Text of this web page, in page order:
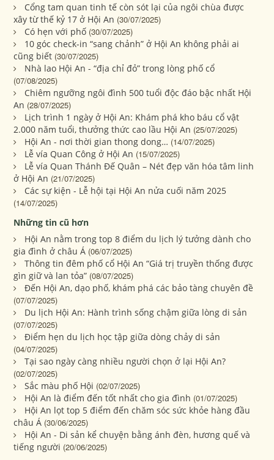
Cổng tam quan tinh tế còn sót lại của ngôi chùa được
xây từ thế kỷ 17 ở Hội An (30/07/2025)
Có hẹn với phố (30/07/2025)
10 góc check-in “sang chảnh” ở Hội An không phải ai
cũng biết (30/07/2025)
Nhà lao Hội An - “địa chỉ đỏ” trong lòng phố cổ
(07/08/2025)
Chiêm ngưỡng ngôi đình 500 tuổi độc đáo bậc nhất Hội
An (28/07/2025)
Lịch trình 1 ngày ở Hội An: Khám phá kho báu cổ vật
2.000 năm tuổi, thưởng thức cao lầu Hội An (25/07/2025)
Hội An - nơi thời gian thong dong… (14/07/2025)
Lễ vía Quan Công ở Hội An (15/07/2025)
Lễ vía Quan Thánh Đế Quân – Nét đẹp văn hóa tâm linh
ở Hội An (21/07/2025)
Các sự kiện - Lễ hội tại Hội An nửa cuối năm 2025
(14/07/2025)
Những tin cũ hơn
Hội An nằm trong top 8 điểm du lịch lý tưởng dành cho
gia đình ở châu Á (06/07/2025)
Thông tin đêm phố cổ Hội An “Giá trị truyền thống được
gìn giữ và lan tỏa” (08/07/2025)
Đến Hội An, dạo phố, khám phá các bảo tàng chuyên đề
(07/07/2025)
Du lịch Hội An: Hành trình sống chậm giữa lòng di sản
(07/07/2025)
Điểm hẹn du lịch học tập giữa dòng chảy di sản
(04/07/2025)
Tại sao ngày càng nhiều người chọn ở lại Hội An?
(02/07/2025)
Sắc màu phố Hội (02/07/2025)
Hội An là điểm đến tốt nhất cho gia đình (01/07/2025)
Hội An lọt top 5 điểm đến chăm sóc sức khỏe hàng đầu
châu Á (30/06/2025)
Hội An - Di sản kể chuyện bằng ánh đèn, hương quế và
tiếng người (20/06/2025)